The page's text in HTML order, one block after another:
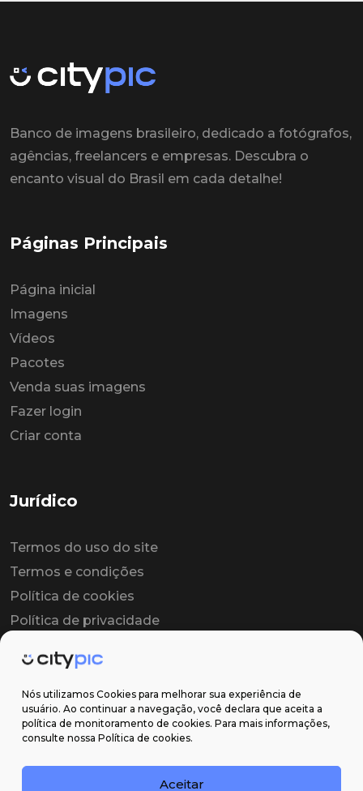
Nós utilizamos Cookies para melhorar sua experiência de
usuário. Ao continuar a navegação, você declara que aceita a
política de monitoramento de cookies. Para mais informações,
consulte nossa Política de cookies.
Aceitar
Banco de imagens brasileiro, dedicado a fotógrafos,
agências, freelancers e empresas. Descubra o
encanto visual do Brasil em cada detalhe!
Páginas Principais
Página inicial
Imagens
Vídeos
Pacotes
Venda suas imagens
Fazer login
Criar conta
Jurídico
Termos do uso do site
Termos e condições
Política de cookies
Política de privacidade
Contrato de licença
Suporte